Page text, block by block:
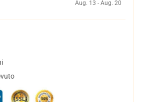
Aug. 13 - Aug. 20